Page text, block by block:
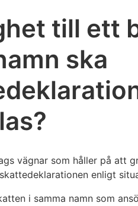
till ett
ska
vägnar som håller på att
enligt
i samma namn som